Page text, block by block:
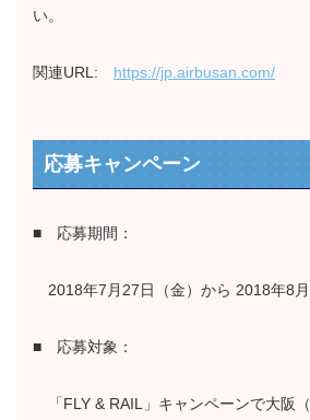
い。
関連URL: https://jp.airbusan.com/
応募キャンペーン
■ 応募期間：
2018年7月27日（金）から 2018年8
■ 応募対象：
「FLY & RAIL」キャンペーンで大阪